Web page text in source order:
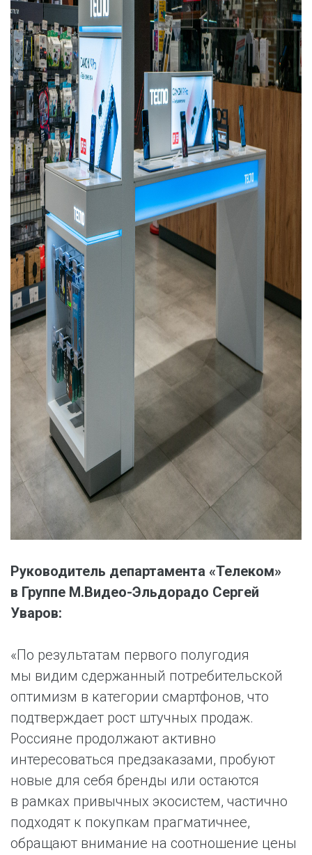
Руководитель департамента «Телеком»
в Группе М.Видео-Эльдорадо Сергей
Уваров:
«По результатам первого полугодия
мы видим сдержанный потребительской
оптимизм в категории смартфонов, что
подтверждает рост штучных продаж.
Россияне продолжают активно
интересоваться предзаказами, пробуют
новые для себя бренды или остаются
в рамках привычных экосистем, частично
подходят к покупкам прагматичнее,
обращают внимание на соотношение цены